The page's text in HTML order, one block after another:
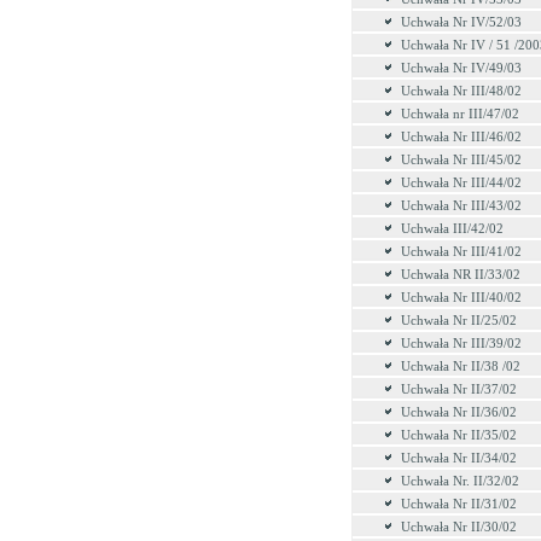
Uchwała Nr IV/52/03
Uchwała Nr IV / 51 /
Uchwała Nr IV/49/03
Uchwała Nr III/48/02
Uchwała nr III/47/02
Uchwała Nr III/46/02
Uchwała Nr III/45/02
Uchwała Nr III/44/02
Uchwała Nr III/43/02
Uchwała III/42/02
Uchwała Nr III/41/02
Uchwała NR II/33/02
Uchwała Nr III/40/02
Uchwała Nr II/25/02
Uchwała Nr III/39/02
Uchwała Nr II/38 /02
Uchwała Nr II/37/02
Uchwała Nr II/36/02
Uchwała Nr II/35/02
Uchwała Nr II/34/02
Uchwała Nr. II/32/02
Uchwała Nr II/31/02
Uchwała Nr II/30/02